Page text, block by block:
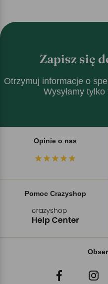
Zapisz się
Otrzymuj informacje o
Wysyłamy
Opinie o nas
Pomoc Crazyshop